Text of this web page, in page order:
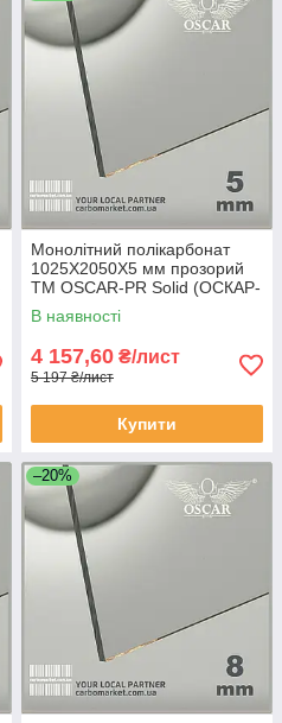
Монолітний полікарбонат
1025Х2050Х5 мм прозорий
TM OSCAR-PR Solid (ОСКАР-
Преміум) Сербія
В наявності
4 157,60 ₴/лист
5 197 ₴/лист
Купити
–20%